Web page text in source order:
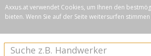
Axxus.at verwendet Cookies, um Ihnen den
bieten. Wenn Sie auf der Seite weitersurfen